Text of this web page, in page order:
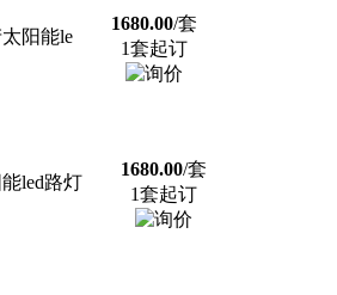
阳能le
1680.00/套
1套起订
led路灯
1680.00/套
1套起订